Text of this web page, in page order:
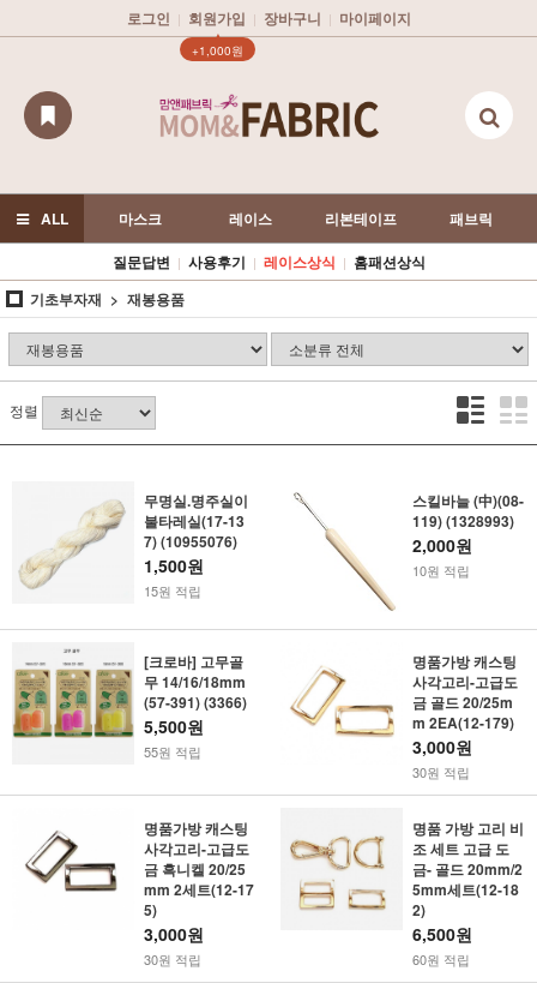
로그인 | 회원가입 |
▲
+1,000원
장바구니 | 마이페이지
ALL 마스크 레이스 리본테이프
패브릭
질문답변 | 사용후기 | 레이스상식 | 홈패션상식
기초부자재
재봉용품
정렬
무명실.명주실이
불타레실(17-13
7) (10955076)
1,500원
15원 적립
스킬바늘 (中)(08-
119) (1328993)
2,000원
10원 적립
[크로바] 고무골
무 14/16/18mm
(57-391) (3366)
5,500원
55원 적립
명품가방 캐스팅
사각고리-고급도
금 골드 20/25m
m 2EA(12-179)
3,000원
30원 적립
명품가방 캐스팅
사각고리-고급도
금 흑니켈 20/25
mm 2세트(12-17
5)
3,000원
30원 적립
명품 가방 고리 비
조 세트 고급 도
금- 골드 20mm/2
5mm세트(12-18
2)
6,500원
60원 적립